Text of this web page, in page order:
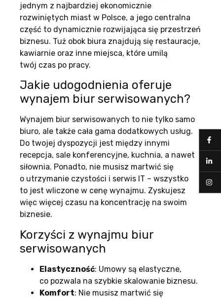
jednym z najbardziej ekonomicznie
rozwiniętych miast w Polsce, a jego centralna
część to dynamicznie rozwijająca się przestrzeń
biznesu. Tuż obok biura znajdują się restauracje,
kawiarnie oraz inne miejsca, które umilą
twój czas po pracy.
Jakie udogodnienia oferuje
wynajem biur serwisowanych?
Wynajem biur serwisowanych to nie tylko samo
biuro, ale także cała gama dodatkowych usług.
Do twojej dyspozycji jest między innymi
recepcja, sale konferencyjne, kuchnia, a nawet
siłownia. Ponadto, nie musisz martwić się
o utrzymanie czystości i serwis IT – wszystko
to jest wliczone w cenę wynajmu. Zyskujesz
więc więcej czasu na koncentrację na swoim
biznesie.
Korzyści z wynajmu biur
serwisowanych
Elastyczność: Umowy są elastyczne,
co pozwala na szybkie skalowanie biznesu.
Komfort: Nie musisz martwić się